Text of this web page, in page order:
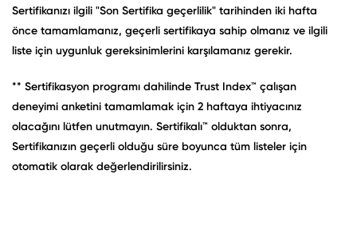
Sertifikanızı ilgili "Son Sertifika geçerlilik" tarihinden iki hafta
önce tamamlamanız, geçerli sertifikaya sahip olmanız ve ilgili
liste için uygunluk gereksinimlerini karşılamanız gerekir.
** Sertifikasyon programı dahilinde Trust Index™ çalışan
deneyimi anketini tamamlamak için 2 haftaya ihtiyacınız
olacağını lütfen unutmayın. Sertifikalı™ olduktan sonra,
Sertifikanızın geçerli olduğu süre boyunca tüm listeler için
otomatik olarak değerlendirilirsiniz.